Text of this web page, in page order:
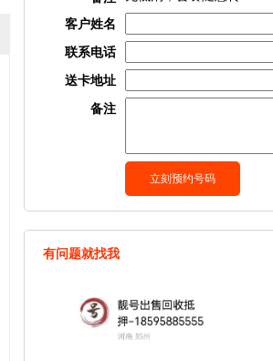
客户姓名
联系电话
送卡地址
备注
有问题就找我